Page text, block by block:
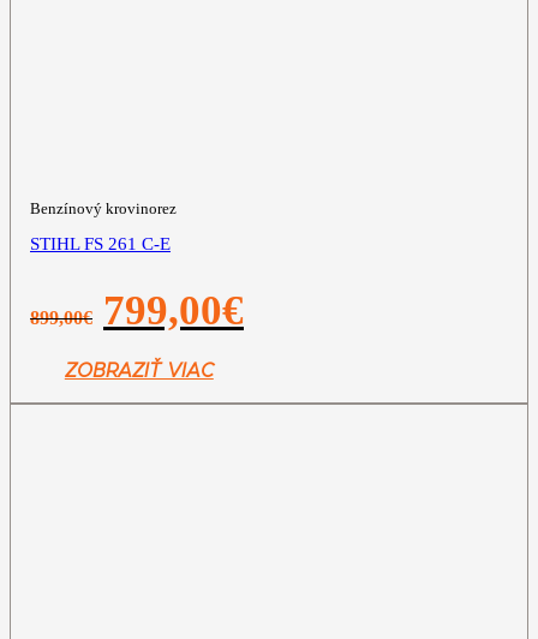
Benzínový krovinorez
STIHL FS 261 C-E
899,00€
Pôvodná
cena
899,00€.
799,00€
ZOBRAZIŤ VIAC